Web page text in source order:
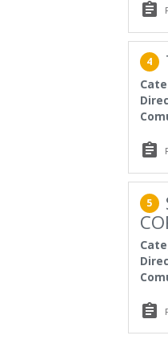

4

5
